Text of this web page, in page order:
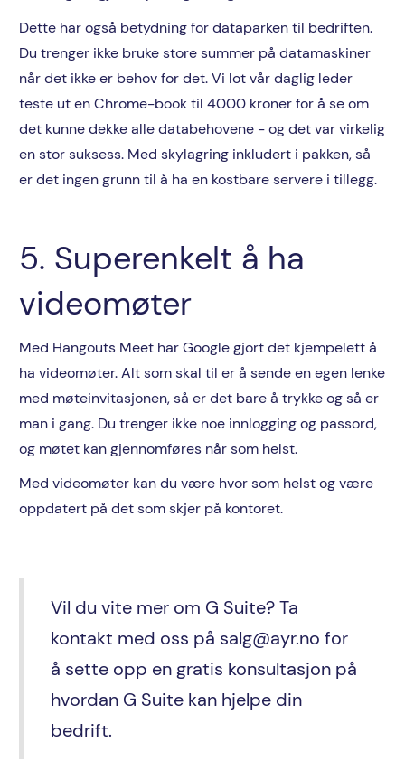
Dette har også betydning for dataparken til bedriften.
Du trenger ikke bruke store summer på datamaskiner
når det ikke er behov for det. Vi lot vår daglig leder
teste ut en Chrome-book til 4000 kroner for å se om
det kunne dekke alle databehovene - og det var virkelig
en stor suksess. Med skylagring inkludert i pakken, så
er det ingen grunn til å ha en kostbare servere i tillegg.
5. Superenkelt å ha
videomøter
Med Hangouts Meet har Google gjort det kjempelett å
ha videomøter. Alt som skal til er å sende en egen lenke
med møteinvitasjonen, så er det bare å trykke og så er
man i gang. Du trenger ikke noe innlogging og passord,
og møtet kan gjennomføres når som helst.
Med videomøter kan du være hvor som helst og være
oppdatert på det som skjer på kontoret.
Vil du vite mer om G Suite? Ta
kontakt med oss på salg@ayr.no for
å sette opp en gratis konsultasjon på
hvordan G Suite kan hjelpe din
bedrift.